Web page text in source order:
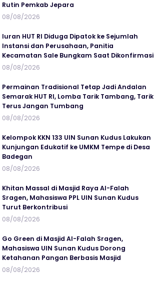
Rutin Pemkab Jepara
08/08/2026
Iuran HUT RI Diduga Dipatok ke Sejumlah
Instansi dan Perusahaan, Panitia
Kecamatan Sale Bungkam Saat Dikonfirmasi
08/08/2026
Permainan Tradisional Tetap Jadi Andalan
Semarak HUT RI, Lomba Tarik Tambang, Tarik
Terus Jangan Tumbang
08/08/2026
Kelompok KKN 133 UIN Sunan Kudus Lakukan
Kunjungan Edukatif ke UMKM Tempe di Desa
Badegan
08/08/2026
Khitan Massal di Masjid Raya Al-Falah
Sragen, Mahasiswa PPL UIN Sunan Kudus
Turut Berkontribusi
08/08/2026
Go Green di Masjid Al-Falah Sragen,
Mahasiswa UIN Sunan Kudus Dorong
Ketahanan Pangan Berbasis Masjid
08/08/2026